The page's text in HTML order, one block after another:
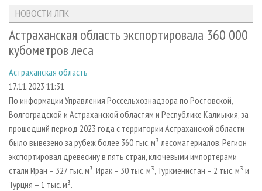
ЛЕСОЗАГОТОВКА
ЛЕСОПИЛЕНИЕ
СУШКА ДРЕВЕСИНЫ
ПРОИЗВОДСТВО ДРЕВЕСНЫХ ПЛИТ
ДЕРЕВЯННОЕ ДОМОСТРОЕНИЕ
ПРОИЗВОДСТВО МЕБЕЛИ
БИОЭНЕРГЕТИКА
ЦБП
НОВОСТИ ЛПК
НОВОСТИ ЖУРНАЛА
ПРОЕКТЫ ЛПИ
АНАЛИТИКА
ПРЕДПРИЯТИЯ ЛПК
ПЕРСОНЫ
МОБИЛЬНЫЕ ВЫСТАВКИ
ОФИЦИАЛЬНЫЕ ДЕЛЕГАЦИИ
ПРИОРИТЕТНЫЕ ИНВЕСТПРОЕКТЫ
RUSSIAN FORESTRY REVIEW
ГАЗЕТА ЛЕСПРОМФОРУМ
АРХИВ ЖУРНАЛОВ
О ЖУРНАЛЕ
ПОДПИСКА
КОНТАКТЫ
РЕКЛАМОДАТЕЛЯМ
РЕКЛАМА
РЕКЛАМА НА САЙТЕ
НОВОСТИ ЛПК
Астраханская область экспортировала 360 000
кубометров леса
Астраханская область
17.11.2023 11:31
По информации Управления Россельхознадзора по Ростовской,
Волгоградской и Астраханской областям и Республике Калмыкия, за
прошедший период 2023 года с территории Астраханской области
было вывезено за рубеж более 360 тыс. м³ лесоматериалов. Регион
экспортировал древесину в пять стран, ключевыми импортерами
стали Иран – 327 тыс. м³, Ирак – 30 тыс. м³, Туркменистан – 2 тыс. м³ и
Турция – 1 тыс. м³.